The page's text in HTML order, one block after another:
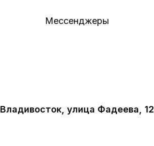
Мессенджеры
Владивосток, улица Фадеева, 12